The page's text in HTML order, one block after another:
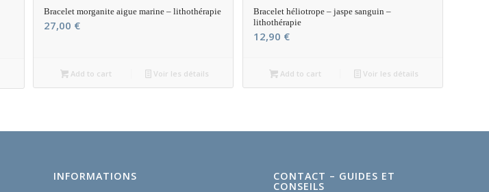
Bracelet morganite aigue marine – lithothérapie
27,00 €
Add to cart Voir les détails
Bracelet héliotrope – jaspe sanguin –
lithothérapie
12,90 €
Add to cart Voir les détails
INFORMATIONS CONTACT – GUIDES ET
CONSEILS